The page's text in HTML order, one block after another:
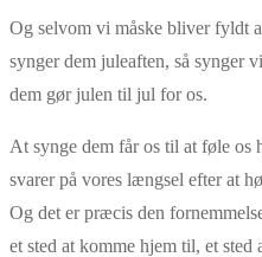
Og selvom vi måske bliver fyldt
synger dem juleaften, så synger
dem gør julen til jul for os.
At synge dem får os til at føle os
svarer på vores længsel efter at
Og det er præcis den
et sted at komme hjem til, et